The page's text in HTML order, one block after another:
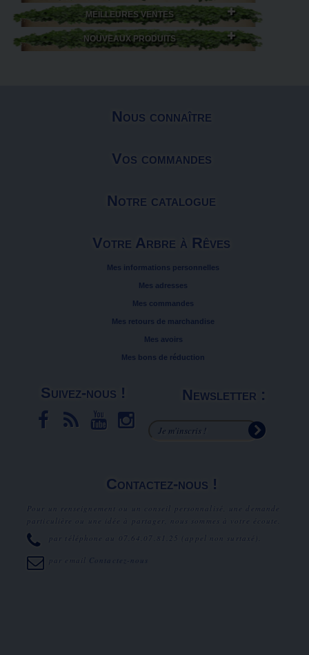
MEILLEURES VENTES
NOUVEAUX PRODUITS
Nous connaître
Vos commandes
Notre catalogue
Votre Arbre à Rêves
Mes informations personnelles
Mes adresses
Mes commandes
Mes retours de marchandise
Mes avoirs
Mes bons de réduction
Suivez-nous ! Newsletter :
Contactez-nous !
Pour un renseignement ou un conseil personnalisé, une demande
particulière ou une idée à partager, nous sommes à votre écoute.
par téléphone au
07.64.07.81.25 (appel non surtaxé).
par email Contactez-nous